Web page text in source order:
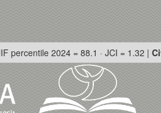
percentile 2024 = 88.1 · JCI = 1.32 |